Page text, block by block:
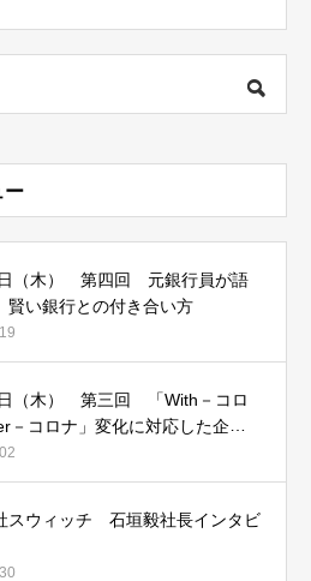
ー
（木） 第四回 元銀行員が語
い銀行との付き合い方
（木） 第三回 「With－コロ
コロナ」変化に対応した企業
き残れる時代
スウィッチ 石垣毅社長インタビ